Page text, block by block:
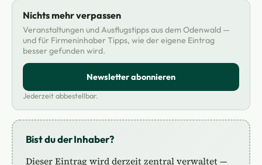
Bist du der Inhaber?
Dieser Eintrag wird derzeit zentral verwaltet —
Nichts mehr verpassen
Veranstaltungen und Ausflugstipps aus dem Odenwald —
und für Firmeninhaber Tipps, wie der eigene Eintrag
besser gefunden wird.
Newsletter abonnieren
Jederzeit abbestellbar.